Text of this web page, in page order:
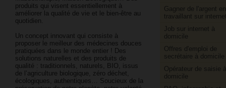
Gagner de l'argent en
travaillant sur
Job sur internet à
domicile
Offres d'emploi de
secrétaire à domicile
Opérateur de saisie à
domicile
produits qui visent essentiellement à
améliorer la qualité de vie et le bien-être au
quotidien.
Un concept innovant qui consiste à
proposer le meilleur des médecines douces
pratiquées dans le monde entier ! Des
solutions naturelles et des produits de
qualité : traditionnels, naturels, BIO, issus
de l’agriculture biologique, zéro déchet,
écologiques, authentiques… Soucieux de la